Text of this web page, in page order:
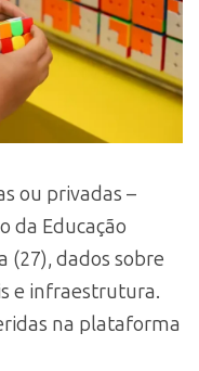
ou privadas –
da Educação
(27), dados sobre
e infraestrutura.
na plataforma